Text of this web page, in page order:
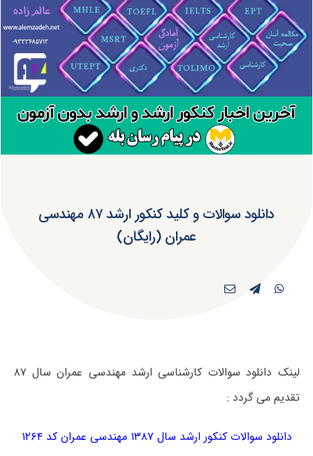
دانلود سوالات و کلید کنکور ارشد ۸۷ مهندسی
عمران (رایگان)
لینک دانلود سوالات کارشناسی ارشد مهندسی عمران سال ۸۷
تقدیم می گردد :
دانلود سوالات کنکور ارشد سال ۱۳۸۷ مهندسی عمران کد ۱۲۶۴